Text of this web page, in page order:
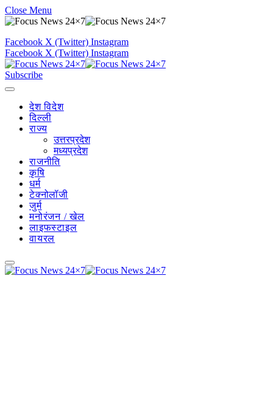
Close Menu
Facebook X (Twitter) Instagram
Facebook X (Twitter) Instagram
Subscribe
देश विदेश
दिल्ली
राज्य
उत्तरप्रदेश
मध्यप्रदेश
राजनीति
कृषि
धर्म
टेक्नोलॉजी
जुर्म
मनोरंजन / खेल
लाइफस्टाइल
वायरल